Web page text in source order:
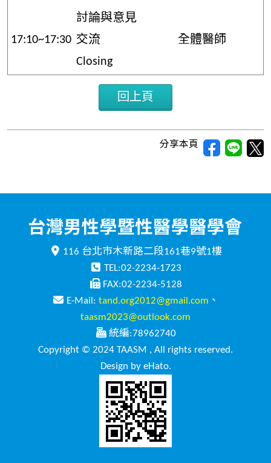
17:10~17:30
討論與意見
交流
Closing
全體醫師
回上頁
分享本頁
116 台北市木新路二段161巷9號1樓
TEL:02-2234-1723
FAX:02-2234-5128
E-Mail: tand.org2012@gmail.com 、
taasm2023@outlook.com
統編:78962740
Copyright © 2024 TAASM , All rights reserved.
Design by eHato.